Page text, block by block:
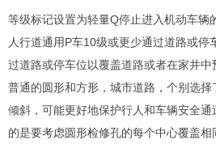
等级标记设置为轻量Q停止进入机动车辆
人行道通用P车10级或更少通过道路或停
过道路或停车位以覆盖道路或者在家井中
普通的圆形和方形，城市道路，个别选
倾斜，可能更好地保护行人和车辆安全
的是要考虑圆形检修孔的每个中心覆盖